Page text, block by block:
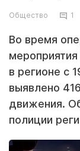
Общество 1
Во время
в регионе с
выявлено
движения.
полиции